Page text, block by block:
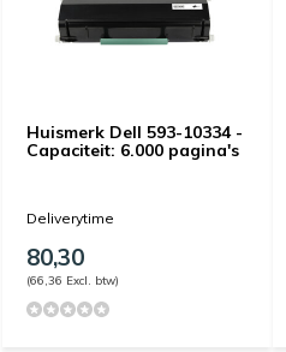
Huismerk Dell 593-10334 -
Capaciteit: 6.000 pagina's
Deliverytime
80,30
(66,36 Excl. btw)